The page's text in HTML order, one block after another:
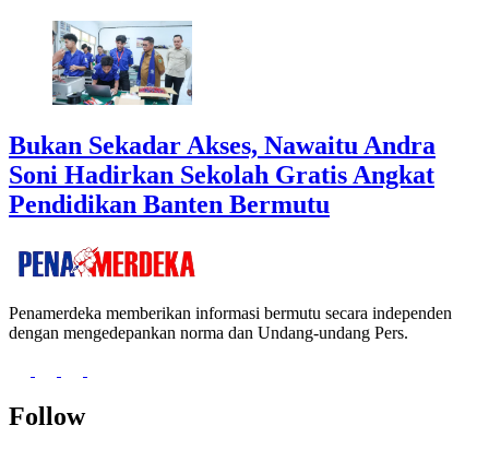
Bukan Sekadar Akses, Nawaitu Andra
Soni Hadirkan Sekolah Gratis Angkat
Pendidikan Banten Bermutu
Penamerdeka memberikan informasi bermutu secara independen
dengan mengedepankan norma dan Undang-undang Pers.
Follow